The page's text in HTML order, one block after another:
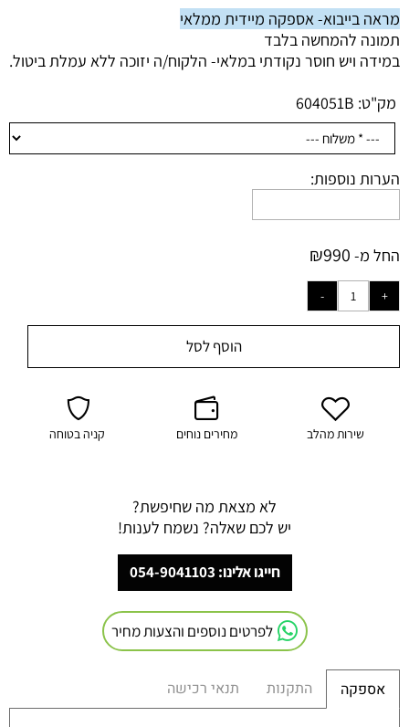
מראה בייבוא- אספקה מיידית ממלאי
תמונה להמחשה בלבד
במידה ויש חוסר נקודתי במלאי- הלקוח/ה יזוכה ללא עמלת ביטול.
מק"ט: 604051B
הערות נוספות:
החל מ- ₪990
הוסף לסל
שירות מהלב מחירים נוחים קניה בטוחה
לא מצאת מה שחיפשת?
יש לכם שאלה? נשמח לענות!
חייגו אלינו: 054-9041103
לפרטים נוספים והצעות מחיר
אספקה התקנות תנאי רכישה